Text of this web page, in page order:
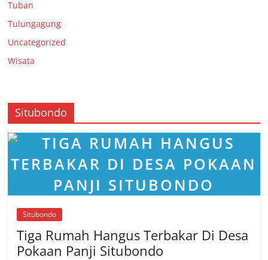
Tuban
Tulungagung
Uncategorized
Wisata
Situbondo
Situbondo
Tiga Rumah Hangus Terbakar Di Desa
Pokaan Panji Situbondo